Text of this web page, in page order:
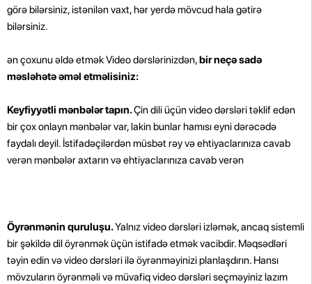
görə bilərsiniz, istənilən vaxt, hər yerdə mövcud hala gətirə
bilərsiniz.
ən çoxunu əldə etmək Video dərslərinizdən,bir neçə sadə
məsləhətə əməl etməlisiniz:
Keyfiyyətli mənbələr tapın.Çin dili üçün video dərsləri təklif edən
bir çox onlayn mənbələr var, lakin bunlar hamısı eyni dərəcədə
faydalı deyil. İstifadəçilərdən müsbət rəy və ehtiyaclarınıza cavab
verən mənbələr axtarın və ehtiyaclarınıza cavab verən
Öyrənmənin quruluşu.Yalnız video dərsləri izləmək, ancaq sistemli
bir şəkildə dil öyrənmək üçün istifadə etmək vacibdir. Məqsədləri
təyin edin və video dərsləri ilə öyrənməyinizi planlaşdırın. Hansı
mövzuların öyrənməli və müvafiq video dərsləri seçməyiniz lazım